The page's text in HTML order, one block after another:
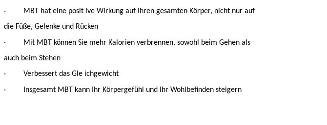
· MBT hat eine posit ive Wirkung auf Ihren gesamten Körper, nicht nur auf
die Füße, Gelenke und Rücken
· Mit MBT können Sie mehr Kalorien verbrennen, sowohl beim Gehen als
auch beim Stehen
· Verbessert das Gle ichgewicht
· Insgesamt MBT kann Ihr Körpergefühl und Ihr Wohlbefinden steigern